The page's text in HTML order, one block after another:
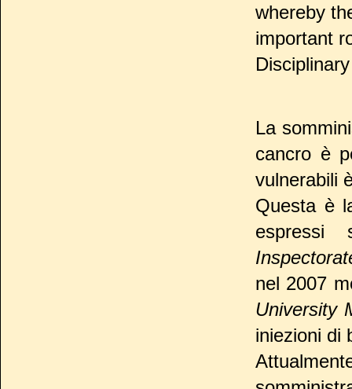
whereby
important
La
cancro è
vulnerabili
Questa è
nel 2007
University
iniezioni di